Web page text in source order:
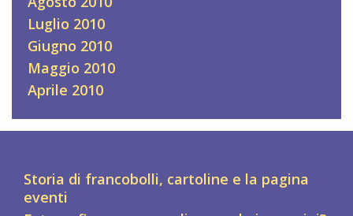
Luglio 2010
Giugno 2010
Maggio 2010
Aprile 2010
Storia di francobolli, cartoline e la pagina
eventi